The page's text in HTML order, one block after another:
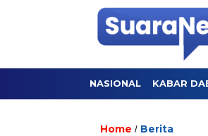
NASIONAL KABAR
Home / Berita